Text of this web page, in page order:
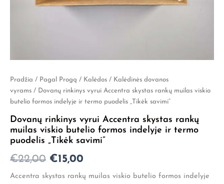
Pradžia / Pagal Progą / Kalėdos / Kalėdinės dovanos
vyrams / Dovanų rinkinys vyrui Accentra skystas rankų muilas viskio
butelio formos indelyje ir termo puodelis „Tikėk savimi”
Dovanų rinkinys vyrui Accentra skystas rankų
muilas viskio butelio formos indelyje ir termo
puodelis „Tikėk savimi”
€22,00
Original
price
was:
€22,00.
€15,00
Current
price
is:
€15,00.
Accentra skystas rankų muilas viskio butelio formos indelyje